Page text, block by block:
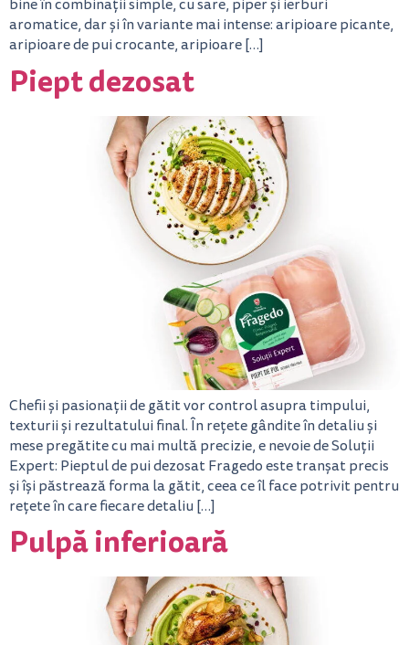
bine în combinații simple, cu sare, piper și ierburi
aromatice, dar și în variante mai intense: aripioare picante,
aripioare de pui crocante, aripioare […]
Piept dezosat
Chefii și pasionații de gătit vor control asupra timpului,
texturii și rezultatului final. În rețete gândite în detaliu și
mese pregătite cu mai multă precizie, e nevoie de Soluții
Expert: Pieptul de pui dezosat Fragedo este tranșat precis
și își păstrează forma la gătit, ceea ce îl face potrivit pentru
rețete în care fiecare detaliu […]
Pulpă inferioară